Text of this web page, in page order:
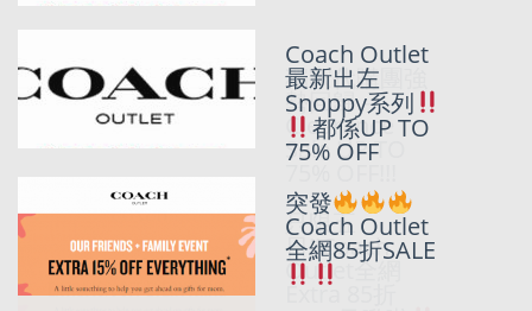
Coach Outlet
獨家代購團強
勢回歸 –
Clearance
Sale UP TO
只限五
日!!Coach
Outlet全網
Extra 85折
Coach Outlet
最新出左
Snoppy系列
都係UP TO
75% OFF
突發
Coach Outlet
全網85折SALE